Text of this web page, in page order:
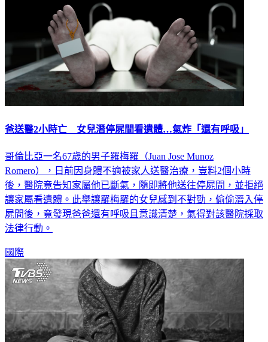
爸送醫2小時亡 女兒潛停屍間看遺體…氣炸「還有呼吸」
哥倫比亞一名67歲的男子羅梅羅（Juan Jose Munoz
Romero），日前因身體不適被家人送醫治療，豈料2個小時
後，醫院竟告知家屬他已斷氣，隨即將他送往停屍間，並拒絕
讓家屬看遺體。此舉讓羅梅羅的女兒感到不對勁，偷偷潛入停
屍間後，竟發現爸爸還有呼吸且意識清楚，氣得對該醫院採取
法律行動。
國際